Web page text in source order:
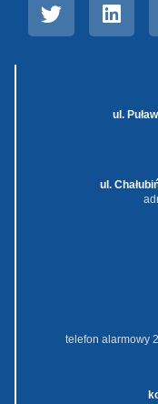
ul.
ul.
telefon alarmowy